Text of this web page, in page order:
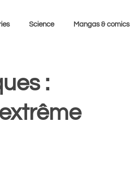
Science Mangas & comics
: